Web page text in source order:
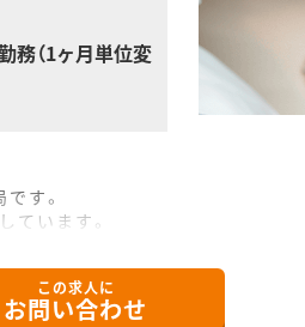
務（1ヶ月単位変
す。
ています。
この求人に
お問い合わせ